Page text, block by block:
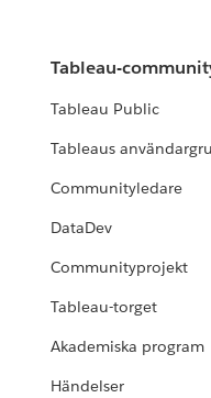
Tableau-
Tableau Public
Tableaus
Communityledare
DataDev
Communityprojekt
Tableau-torget
Akademiska program
Händelser